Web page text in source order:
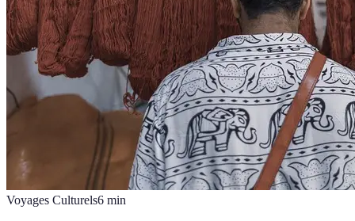
Voyages Culturels6 min